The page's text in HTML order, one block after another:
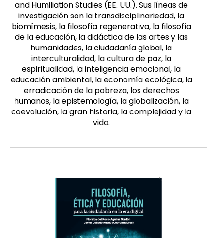
and Humiliation Studies (EE. UU.). Sus líneas de
investigación son la transdisciplinariedad, la
biomímesis, la filosofía regenerativa, la filosofía
de la educación, la didáctica de las artes y las
humanidades, la ciudadanía global, la
interculturalidad, la cultura de paz, la
espiritualidad, la inteligencia emocional, la
educación ambiental, la economía ecológica, la
erradicación de la pobreza, los derechos
humanos, la epistemología, la globalización, la
coevolución, la gran historia, la complejidad y la
vida.